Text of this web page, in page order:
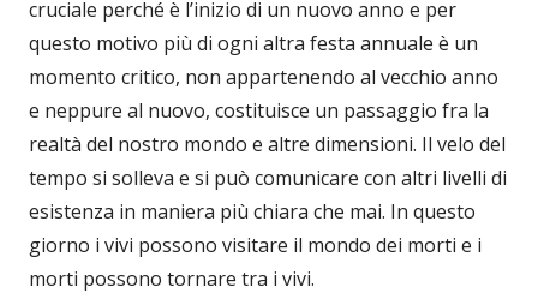
cruciale perché è l’inizio di un nuovo anno e per
questo motivo più di ogni altra festa annuale è un
momento critico, non appartenendo al vecchio anno
e neppure al nuovo, costituisce un passaggio fra la
realtà del nostro mondo e altre dimensioni. Il velo del
tempo si solleva e si può comunicare con altri livelli di
esistenza in maniera più chiara che mai. In questo
giorno i vivi possono visitare il mondo dei morti e i
morti possono tornare tra i vivi.